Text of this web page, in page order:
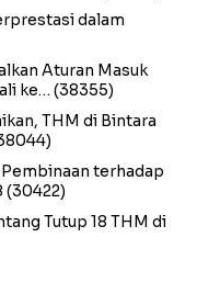
dalam
Aturan Masuk
ke… (38355)
THM di Bintara
terhadap
(30422)
Tutup 18 THM di